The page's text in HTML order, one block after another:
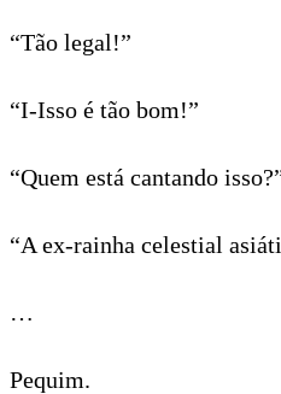
“Tão legal!”
“I-Isso é tão bom!”
“Quem está cantando
“A ex-rainha celestial
…
Pequim.